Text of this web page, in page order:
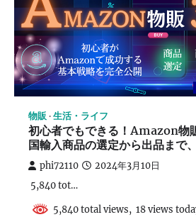
物販 生活・ライフ
初心者でもできる！Amazon物
国輸入商品の選定から出品まで
phi72110 2024年3月10日
5,840 tot…
5,840 total views, 18 views